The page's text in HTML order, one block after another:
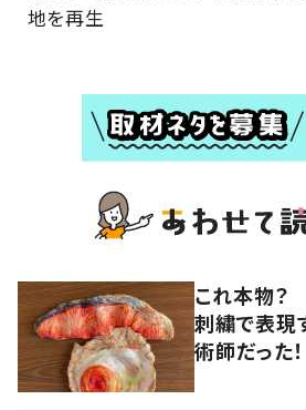
地を再生
これ本物
刺繍で表現
術師だった！